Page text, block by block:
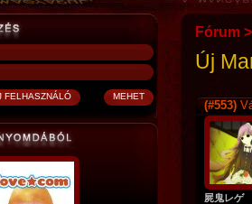
Fórum
Új
(#553)
屍鬼レゲ